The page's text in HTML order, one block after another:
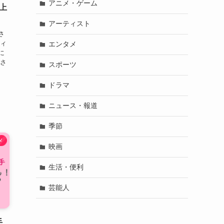
アニメ・ゲーム
アーティスト
エンタメ
スポーツ
ドラマ
ニュース・報道
季節
映画
生活・便利
芸能人